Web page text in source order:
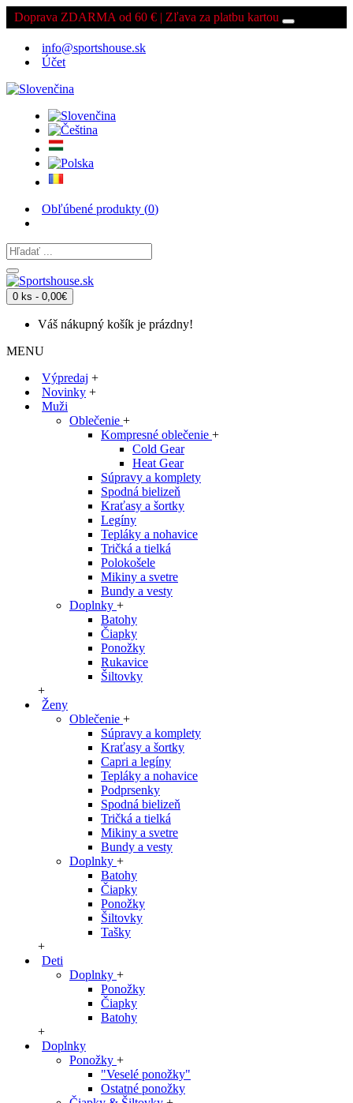
Doprava ZDARMA od 60 € | Zľava za platbu kartou
info@sportshouse.sk
Účet
Obľúbené produkty (0)
0 ks - 0,00€
Váš nákupný košík je prázdny!
MENU
Výpredaj +
Novinky +
Muži
Oblečenie +
Kompresné oblečenie +
Cold Gear
Heat Gear
Súpravy a komplety
Spodná bielizeň
Kraťasy a šortky
Legíny
Tepláky a nohavice
Tričká a tielká
Polokošele
Mikiny a svetre
Bundy a vesty
Doplnky +
Batohy
Čiapky
Ponožky
Rukavice
Šiltovky
+
Ženy
Oblečenie +
Súpravy a komplety
Kraťasy a šortky
Capri a legíny
Tepláky a nohavice
Podprsenky
Spodná bielizeň
Tričká a tielká
Mikiny a svetre
Bundy a vesty
Doplnky +
Batohy
Čiapky
Ponožky
Šiltovky
Tašky
+
Deti
Doplnky +
Ponožky
Čiapky
Batohy
+
Doplnky
Ponožky +
"Veselé ponožky"
Ostatné ponožky